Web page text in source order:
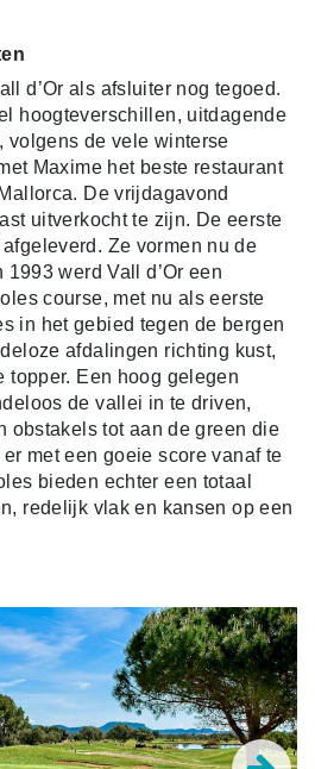
d’Or als afsluiter nog tegoed.
hoogteverschillen, uitdagende
volgens de vele winterse
Maxime het beste restaurant
De vrijdagavond
uitverkocht te zijn. De eerste
Ze vormen nu de
werd Vall d’Or een
course, met nu als eerste
in het gebied tegen de bergen
afdalingen richting kust,
topper. Een hoog gelegen
de vallei in te driven,
obstakels tot aan de green die
met een goeie score vanaf te
bieden echter een totaal
redelijk vlak en kansen op een